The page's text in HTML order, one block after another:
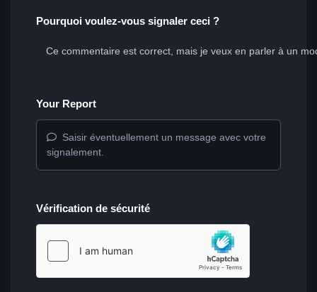
Pourquoi voulez-vous signaler ceci ?
Your Report
Saisir éventuellement un message avec votre
signalement.
Vérification de sécurité